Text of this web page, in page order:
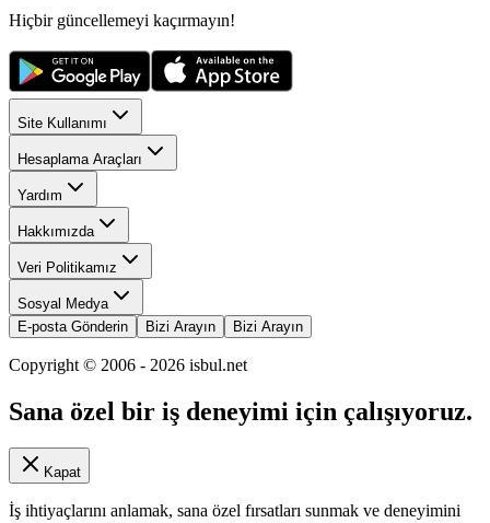
Hiçbir güncellemeyi kaçırmayın!
Site Kullanımı
Hesaplama Araçları
Yardım
Hakkımızda
Veri Politikamız
Sosyal Medya
E-posta Gönderin
Bizi Arayın Bizi Arayın
Copyright © 2006 - 2026 isbul.net
Sana özel bir iş deneyimi için çalışıyoruz.
Kapat
İş ihtiyaçlarını anlamak, sana özel fırsatları sunmak ve deneyimini